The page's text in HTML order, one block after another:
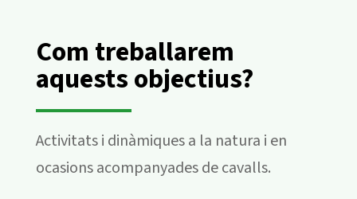
Com treballarem
aquests objectius?
Activitats i dinàmiques a la natura i en
ocasions acompanyades de cavalls.